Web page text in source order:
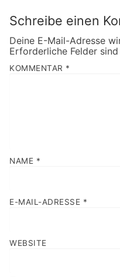
Schreibe einen
Deine E-Mail-Adresse
Erforderliche Felder
KOMMENTAR *
NAME *
E-MAIL-ADRESSE *
WEBSITE